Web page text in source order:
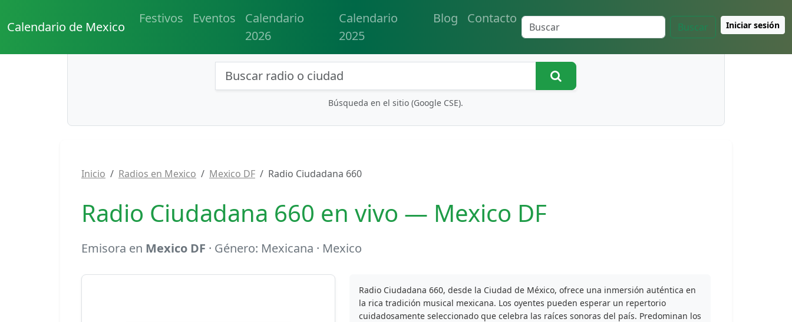
Calendario de Mexico
Festivos Eventos
Calendario
2026
Calendario
2025
Blog Contacto
Buscar Iniciar sesión
Búsqueda de radios y contenidos
Búsqueda en el sitio (Google CSE).
Inicio Radios en Mexico Mexico DF Radio Ciudadana 660
Radio Ciudadana 660 en vivo — Mexico DF
Emisora en Mexico DF · Género: Mexicana · Mexico
Radio Ciudadana 660, desde la Ciudad de México, ofrece una inmersión auténtica en
la rica tradición musical mexicana. Los oyentes pueden esperar un repertorio
cuidadosamente seleccionado que celebra las raíces sonoras del país. Predominan los